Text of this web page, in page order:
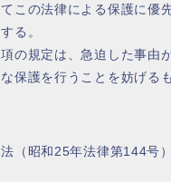
この法律による保護に優
る。
の規定は、急迫した事由
保護を行うことを妨げる
（昭和25年法律第144号